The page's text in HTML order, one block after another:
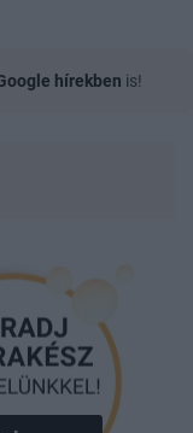
hírekben is!